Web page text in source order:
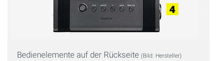
Bedienelemente auf der Rückseite (Bild: Hersteller)